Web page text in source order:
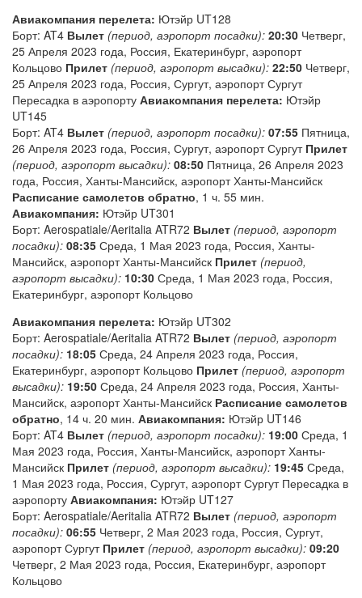
Авиакомпания перелета: Ютэйр UT128
Борт: AT4 Вылет (период, аэропорт посадки): 20:30 Четверг,
25 Апреля 2023 года, Россия, Екатеринбург, аэропорт
Кольцово Прилет (период, аэропорт высадки): 22:50 Четверг,
25 Апреля 2023 года, Россия, Сургут, аэропорт Сургут
Пересадка в аэропорту Авиакомпания перелета: Ютэйр
UT145
Борт: AT4 Вылет (период, аэропорт посадки): 07:55 Пятница,
26 Апреля 2023 года, Россия, Сургут, аэропорт Сургут Прилет
(период, аэропорт высадки): 08:50 Пятница, 26 Апреля 2023
года, Россия, Ханты-Мансийск, аэропорт Ханты-Мансийск
Расписание самолетов обратно, 1 ч. 55 мин.
Авиакомпания: Ютэйр UT301
Борт: Aerospatiale/Aeritalia ATR72 Вылет (период, аэропорт
посадки): 08:35 Среда, 1 Мая 2023 года, Россия, Ханты-
Мансийск, аэропорт Ханты-Мансийск Прилет (период,
аэропорт высадки): 10:30 Среда, 1 Мая 2023 года, Россия,
Екатеринбург, аэропорт Кольцово
Авиакомпания перелета: Ютэйр UT302
Борт: Aerospatiale/Aeritalia ATR72 Вылет (период, аэропорт
посадки): 18:05 Среда, 24 Апреля 2023 года, Россия,
Екатеринбург, аэропорт Кольцово Прилет (период, аэропорт
высадки): 19:50 Среда, 24 Апреля 2023 года, Россия, Ханты-
Мансийск, аэропорт Ханты-Мансийск Расписание самолетов
обратно, 14 ч. 20 мин. Авиакомпания: Ютэйр UT146
Борт: AT4 Вылет (период, аэропорт посадки): 19:00 Среда, 1
Мая 2023 года, Россия, Ханты-Мансийск, аэропорт Ханты-
Мансийск Прилет (период, аэропорт высадки): 19:45 Среда,
1 Мая 2023 года, Россия, Сургут, аэропорт Сургут Пересадка в
аэропорту Авиакомпания: Ютэйр UT127
Борт: Aerospatiale/Aeritalia ATR72 Вылет (период, аэропорт
посадки): 06:55 Четверг, 2 Мая 2023 года, Россия, Сургут,
аэропорт Сургут Прилет (период, аэропорт высадки): 09:20
Четверг, 2 Мая 2023 года, Россия, Екатеринбург, аэропорт
Кольцово